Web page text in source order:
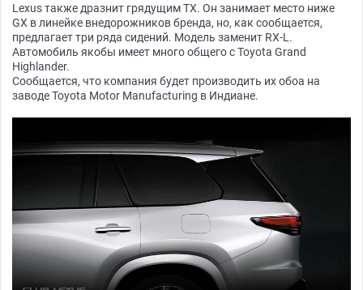
Lexus также дразнит грядущим TX. Он занимает место ниже
GX в линейке внедорожников бренда, но, как сообщается,
предлагает три ряда сидений. Модель заменит RX-L.
Автомобиль якобы имеет много общего с Toyota Grand
Highlander.
Сообщается, что компания будет производить их обоа на
заводе Toyota Motor Manufacturing в Индиане.